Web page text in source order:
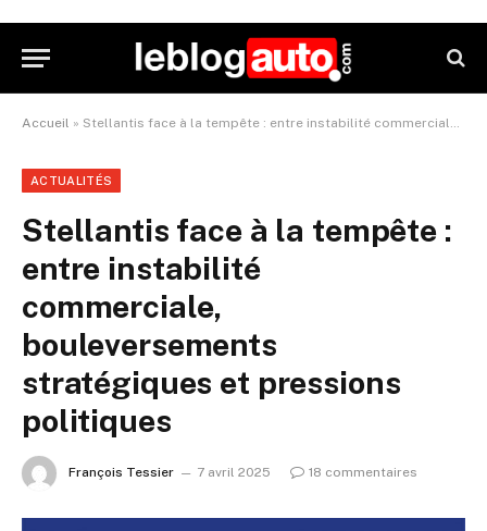
Accueil » Stellantis face à la tempête : entre instabilité commerciale, bouleversements stratégiques et pressions politiques
ACTUALITÉS
Stellantis face à la tempête :
entre instabilité
commerciale,
bouleversements
stratégiques et pressions
politiques
François Tessier 7 avril 2025 18 commentaires